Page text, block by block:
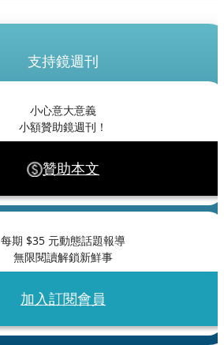
支持鏡週刊
小心意大意義
小額贊助鏡週刊！
贊助本文
每期 $35 元動態話題報導
無限閱讀解鎖新鮮事
加入訂閱會員